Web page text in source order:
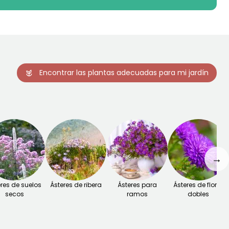
Encontrar las plantas adecuadas para mi jardín
de suelos
secos
Ásteres de ribera
Ásteres para
ramos
Ásteres de flores
dobles
→